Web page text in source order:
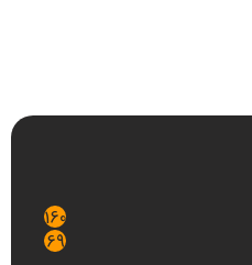
160
69